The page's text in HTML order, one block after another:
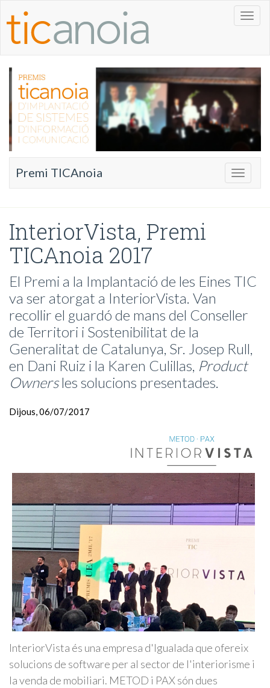
Toggle
Premi TICAnoia
InteriorVista, Premi
TICAnoia 2017
El Premi a la Implantació de les Eines TIC
va ser atorgat a InteriorVista. Van
recollir el guardó de mans del Conseller
de Territori i Sostenibilitat de la
Generalitat de Catalunya, Sr. Josep Rull,
en Dani Ruiz i la Karen Culillas, Product
Ownersles solucions presentades.
Dijous, 06/07/2017
InteriorVista és una empresa d'Igualada que ofereix
solucions de software per al sector de l'interiorisme i
la venda de mobiliari. METOD i PAX són dues